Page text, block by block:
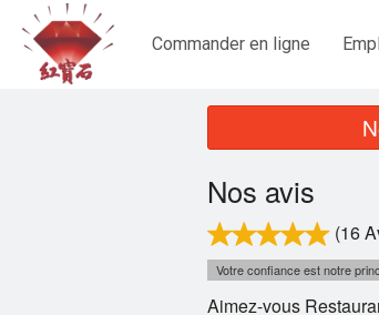
Commander en ligne
Nos avis
(16
Votre confiance est notre
Aimez-vous